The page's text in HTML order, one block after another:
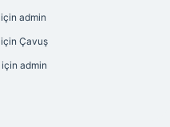
için admin
için Çavuş
için admin